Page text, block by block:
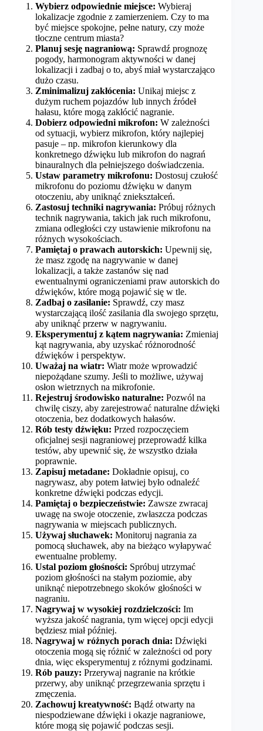
Wybierz odpowiednie miejsce: Wybieraj
lokalizacje zgodnie z zamierzeniem. Czy to ma
być miejsce spokojne, pełne natury, czy może
tłoczne centrum miasta?
Planuj sesję nagraniową: Sprawdź prognozę
pogody, harmonogram aktywności w danej
lokalizacji i zadbaj o to, abyś miał wystarczająco
dużo czasu.
Zminimalizuj zakłócenia: Unikaj miejsc z
dużym ruchem pojazdów lub innych źródeł
hałasu, które mogą zakłócić nagranie.
Dobierz odpowiedni mikrofon: W zależności
od sytuacji, wybierz mikrofon, który najlepiej
pasuje – np. mikrofon kierunkowy dla
konkretnego dźwięku lub mikrofon do nagrań
binauralnych dla pełniejszego doświadczenia.
Ustaw parametry mikrofonu: Dostosuj czułość
mikrofonu do poziomu dźwięku w danym
otoczeniu, aby uniknąć zniekształceń.
Zastosuj techniki nagrywania: Próbuj różnych
technik nagrywania, takich jak ruch mikrofonu,
zmiana odległości czy ustawienie mikrofonu na
różnych wysokościach.
Pamiętaj o prawach autorskich: Upewnij się,
że masz zgodę na nagrywanie w danej
lokalizacji, a także zastanów się nad
ewentualnymi ograniczeniami praw autorskich do
dźwięków, które mogą pojawić się w tle.
Zadbaj o zasilanie: Sprawdź, czy masz
wystarczającą ilość zasilania dla swojego sprzętu,
aby uniknąć przerw w nagrywaniu.
Eksperymentuj z kątem nagrywania: Zmieniaj
kąt nagrywania, aby uzyskać różnorodność
dźwięków i perspektyw.
Uważaj na wiatr: Wiatr może wprowadzić
niepożądane szumy. Jeśli to możliwe, używaj
osłon wietrznych na mikrofonie.
Rejestruj środowisko naturalne: Pozwól na
chwilę ciszy, aby zarejestrować naturalne dźwięki
otoczenia, bez dodatkowych hałasów.
Rób testy dźwięku: Przed rozpoczęciem
oficjalnej sesji nagraniowej przeprowadź kilka
testów, aby upewnić się, że wszystko działa
poprawnie.
Zapisuj metadane: Dokładnie opisuj, co
nagrywasz, aby potem łatwiej było odnaleźć
konkretne dźwięki podczas edycji.
Pamiętaj o bezpieczeństwie: Zawsze zwracaj
uwagę na swoje otoczenie, zwłaszcza podczas
nagrywania w miejscach publicznych.
Używaj słuchawek: Monitoruj nagrania za
pomocą słuchawek, aby na bieżąco wyłapywać
ewentualne problemy.
Ustal poziom głośności: Spróbuj utrzymać
poziom głośności na stałym poziomie, aby
uniknąć niepotrzebnego skoków głośności w
nagraniu.
Nagrywaj w wysokiej rozdzielczości: Im
wyższa jakość nagrania, tym więcej opcji edycji
będziesz miał później.
Nagrywaj w różnych porach dnia: Dźwięki
otoczenia mogą się różnić w zależności od pory
dnia, więc eksperymentuj z różnymi godzinami.
Rób pauzy: Przerywaj nagranie na krótkie
przerwy, aby uniknąć przegrzewania sprzętu i
zmęczenia.
Zachowuj kreatywność: Bądź otwarty na
niespodziewane dźwięki i okazje nagraniowe,
które mogą się pojawić podczas sesji.